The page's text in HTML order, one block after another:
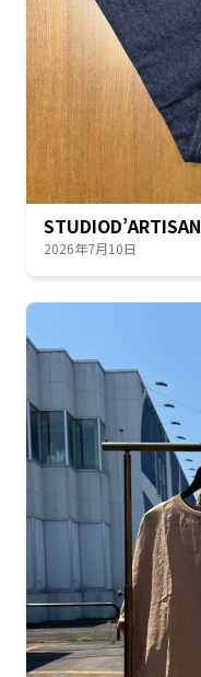
STUDIOD’ARTISAN
2026年7月10日